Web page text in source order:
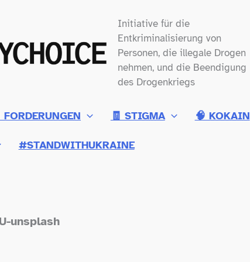
Initiative für die
Entkriminalisierung von
Personen, die illegale Drogen
nehmen, und die Beendigung
des Drogenkriegs
🧾 STIGMA 🧠 KOKAIN
#STANDWITHUKRAINE
​unsplash